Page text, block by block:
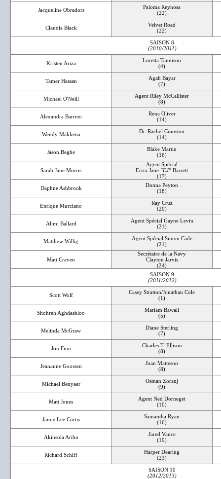
Jacqueline Obradors
Paloma Reynosa
(22)
Claudia Black
Velvet Road
(22)
SAISON 8
(2010/2011)
Kristen Ariza
Loretta Tannison
(4)
Tamer Hassan
Agah Bayar
(7)
Michael O'Neill
Agent Riley McCallister
(8)
Alexandra Barreto
Rena Oliver
(14)
Wendy Makkena
Dr. Rachel Cranston
(14)
Jason Beghe
Blake Martin
(16)
Sarah Jane Morris
Agent Spécial
Erica Jane "EJ" Barrett
(17)
Daphne Ashbrook
Donna Peyton
(18)
Enrique Murciano
Ray Cruz
(20)
Alimi Ballard
Agent Spécial Gayne Levin
(21)
Matthew Willig
Agent Spécial Simon Cade
(21)
Matt Craven
Secrétaire de la Navy
Clayton Jarvis
(24)
SAISON 9
(2011/2012)
Scott Wolf
Casey Stratton/Jonathan Cole
(1)
Shohreh Aghdashloo
Mariam Bawali
(5)
Melinda McGraw
Diane Sterling
(7)
Jon Finn
Charles T. Ellison
(8)
Jeananne Goossen
Joan Matteson
(8)
Michael Benyaer
Osman Zoranj
(9)
Matt Jones
Agent Ned Dorneget
(10)
Jamie Lee Curtis
Samantha Ryan
(16)
Akinsola Aribo
Jared Vance
(19)
Richard Schiff
Harper Dearing
(23)
SAISON 10
(2012/2013)